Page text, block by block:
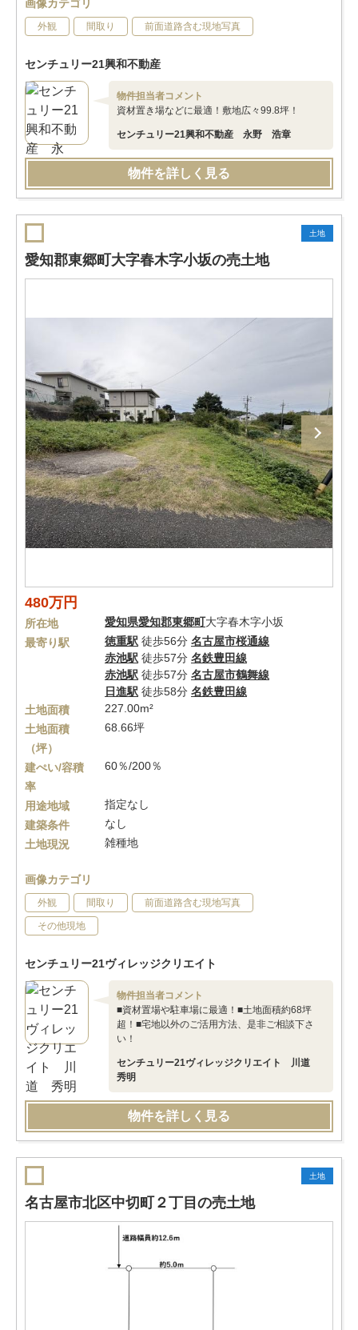
画像カテゴリ
外観 間取り 前面道路含む現地写真
センチュリー21興和不動産
物件担当者コメント
資材置き場などに最適！敷地広々99.8坪！
センチュリー21興和不動産 永野 浩章
物件を詳しく見る
土地
愛知郡東郷町大字春木字小坂の売土地
480万円
所在地 愛知県愛知郡東郷町大字春木字小坂
最寄り駅
徳重駅 徒歩56分 名古屋市桜通線
赤池駅 徒歩57分 名鉄豊田線
赤池駅 徒歩57分 名古屋市鶴舞線
日進駅 徒歩58分 名鉄豊田線
土地面積
227.00m²
土地面積
（坪）
68.66坪
建ぺい/容積
率
60％/200％
用途地域
指定なし
建築条件
なし
土地現況
雑種地
画像カテゴリ
外観 間取り 前面道路含む現地写真
その他現地
センチュリー21ヴィレッジクリエイト
物件担当者コメント
■資材置場や駐車場に最適！■土地面積約68坪
超！■宅地以外のご活用方法、是非ご相談下さ
い！
センチュリー21ヴィレッジクリエイト 川道
秀明
物件を詳しく見る
土地
名古屋市北区中切町２丁目の売土地